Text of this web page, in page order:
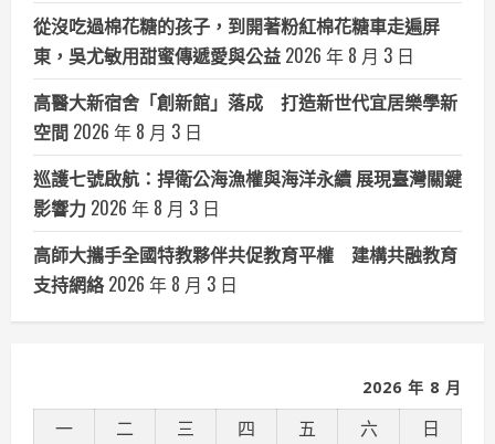
從沒吃過棉花糖的孩子，到開著粉紅棉花糖車走遍屏
東，吳尤敏用甜蜜傳遞愛與公益 2026 年 8 月 3 日
高醫大新宿舍「創新館」落成 打造新世代宜居樂學新
空間 2026 年 8 月 3 日
巡護七號啟航：捍衛公海漁權與海洋永續 展現臺灣關鍵
影響力 2026 年 8 月 3 日
高師大攜手全國特教夥伴共促教育平權 建構共融教育
支持網絡 2026 年 8 月 3 日
2026 年 8 月
一 二 三 四 五 六 日